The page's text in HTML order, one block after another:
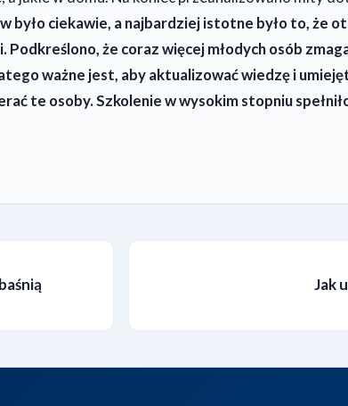
było ciekawie, a najbardziej istotne było to, że
że coraz więcej młodych osób
ważne jest, aby aktualizować wiedzę i
te osoby. Szkolenie w wysokim stopniu
Jak